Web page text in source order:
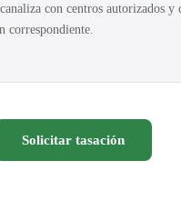
con centros autorizados y
correspondiente.
Solicitar tasación